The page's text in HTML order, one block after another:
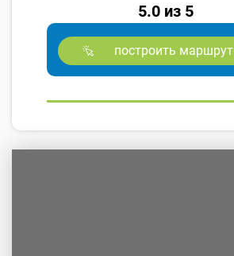
5.0 из 5
построить маршрут